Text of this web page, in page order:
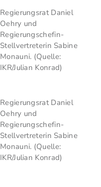
Regierungsrat Daniel
Oehry und
Regierungschefin-
Stellvertreterin Sabine
Monauni. (Quelle:
IKR/Julian Konrad)
Regierungsrat Daniel
Oehry und
Regierungschefin-
Stellvertreterin Sabine
Monauni. (Quelle:
IKR/Julian Konrad)